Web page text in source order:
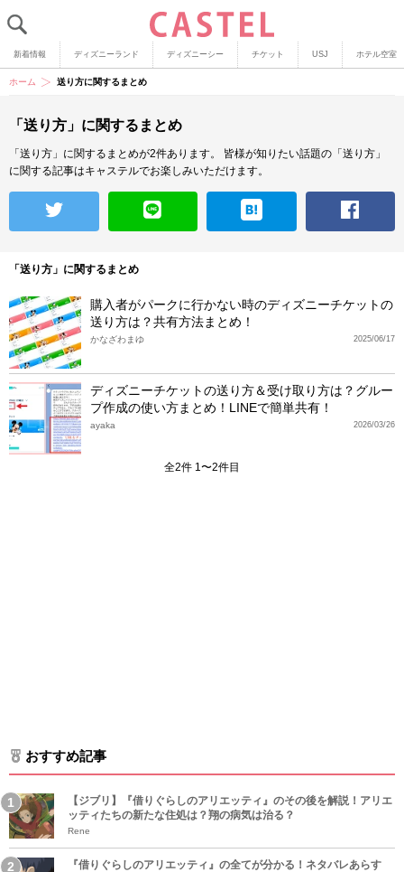
新着情報 ディズニーランド ディズニーシー チケット USJ ホテル空室
ホーム 送り方に関するまとめ
「送り方」に関するまとめ
「送り方」に関するまとめが2件あります。
皆様が知りたい話題の「送り方」
に関する記事はキャステルでお楽しみいただけます。
「送り方」に関するまとめ
購入者がパークに行かない時のディズニーチケットの
送り方は？共有方法まとめ！
2025/06/17
かなざわまゆ
ディズニーチケットの送り方＆受け取り方は？グルー
プ作成の使い方まとめ！LINEで簡単共有！
2026/03/26
ayaka
全2件 1〜2件目
おすすめ記事
【ジブリ】『借りぐらしのアリエッティ』のその後を解説！アリエ
ッティたちの新たな住処は？翔の病気は治る？
Rene
『借りぐらしのアリエッティ』の全てが分かる！ネタバレあらす